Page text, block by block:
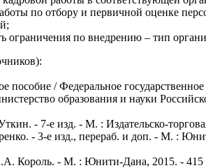
по отбору и первичной оценке
ограничения по внедрению – тип
/ Федеральное
образования и науки
- 7-е изд. - М. : Издательско-
- 3-е изд., перераб. и доп. - М. :
Король. - М. : Юнити-Дана, 2015. -